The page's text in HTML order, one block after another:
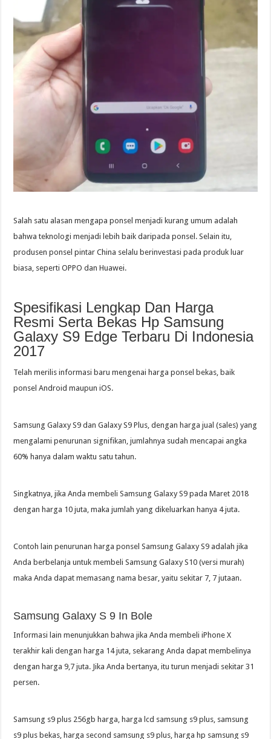
Salah satu alasan mengapa ponsel menjadi kurang umum adalah
bahwa teknologi menjadi lebih baik daripada ponsel. Selain itu,
produsen ponsel pintar China selalu berinvestasi pada produk luar
biasa, seperti OPPO dan Huawei.
Spesifikasi Lengkap Dan Harga
Resmi Serta Bekas Hp Samsung
Galaxy S9 Edge Terbaru Di Indonesia
2017
Telah merilis informasi baru mengenai harga ponsel bekas, baik
ponsel Android maupun iOS.
Samsung Galaxy S9 dan Galaxy S9 Plus, dengan harga jual (sales) yang
mengalami penurunan signifikan, jumlahnya sudah mencapai angka
60% hanya dalam waktu satu tahun.
Singkatnya, jika Anda membeli Samsung Galaxy S9 pada Maret 2018
dengan harga 10 juta, maka jumlah yang dikeluarkan hanya 4 juta.
Contoh lain penurunan harga ponsel Samsung Galaxy S9 adalah jika
Anda berbelanja untuk membeli Samsung Galaxy S10 (versi murah)
maka Anda dapat memasang nama besar, yaitu sekitar 7, 7 jutaan.
Samsung Galaxy S 9 In Bole
Informasi lain menunjukkan bahwa jika Anda membeli iPhone X
terakhir kali dengan harga 14 juta, sekarang Anda dapat membelinya
dengan harga 9,7 juta. Jika Anda bertanya, itu turun menjadi sekitar 31
persen.
Samsung s9 plus 256gb harga, harga lcd samsung s9 plus, samsung
s9 plus bekas, harga second samsung s9 plus, harga hp samsung s9